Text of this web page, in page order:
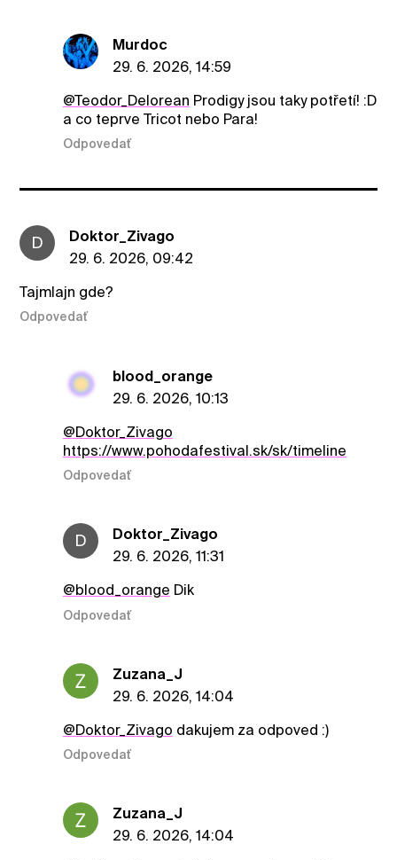
Murdoc
29. 6. 2026, 14:59
@Teodor_Delorean Prodigy jsou taky potřetí! :D
a co teprve Tricot nebo Para!
Odpovedať
D
Doktor_Zivago
29. 6. 2026, 09:42
Tajmlajn gde?
Odpovedať
blood_orange
29. 6. 2026, 10:13
@Doktor_Zivago
https://www.pohodafestival.sk/sk/timeline
Odpovedať
D
Doktor_Zivago
29. 6. 2026, 11:31
@blood_orange Dik
Odpovedať
Zuzana_J
29. 6. 2026, 14:04
@Doktor_Zivago dakujem za odpoved :)
Odpovedať
Zuzana_J
29. 6. 2026, 14:04